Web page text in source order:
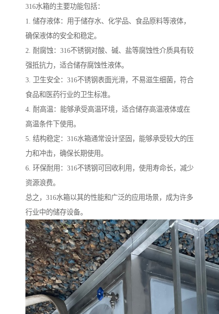
316水箱的主要功能包括：
1. 储存液体：用于储存水、化学品、食品原料等液体，
确保液体的安全和稳定。
2. 耐腐蚀：316不锈钢对酸、碱、盐等腐蚀性介质具有较
强抵抗力，适合储存腐蚀性液体。
3. 卫生安全：316不锈钢表面光滑，不易滋生细菌，符合
食品和医药行业的卫生标准。
4. 耐高温：能够承受高温环境，适合储存高温液体或在
高温条件下使用。
5. 结构稳定：316水箱通常设计坚固，能够承受较大的压
力和冲击，确保长期使用。
6. 环保耐用：316不锈钢可回收利用，使用寿命长，减少
资源浪费。
总之，316水箱以其的性能和广泛的应用场景，成为许多
行业中的储存设备。